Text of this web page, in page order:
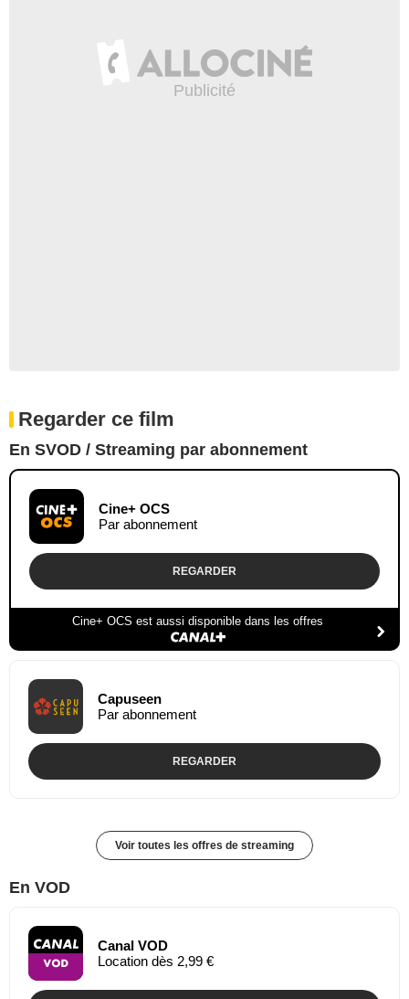
Regarder ce film
En SVOD / Streaming par abonnement
Cine+ OCS
Par abonnement
REGARDER
Cine+ OCS est aussi disponible dans les offres
Capuseen
Par abonnement
REGARDER
Voir toutes les offres de streaming
En VOD
Canal VOD
Location dès 2,99 €